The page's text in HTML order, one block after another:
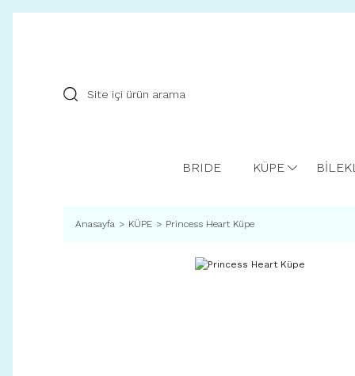
BRIDE KÜPE
Anasayfa KÜPE Princess Heart Küpe